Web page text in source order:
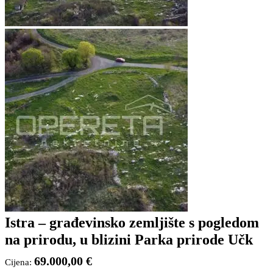
Istra – građevinsko zemljište s pogledom
na prirodu, u blizini Parka prirode Učk
Cijena: 69.000,00 €